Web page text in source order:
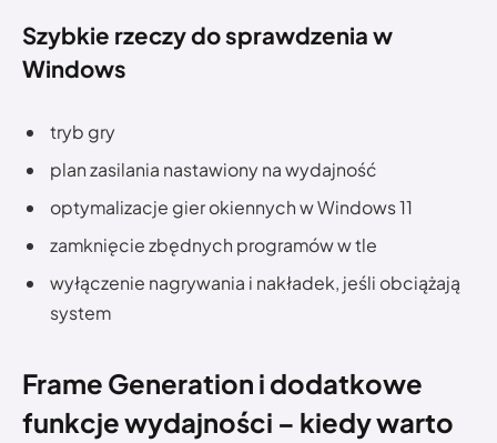
Szybkie rzeczy do sprawdzenia w
Windows
tryb gry
plan zasilania nastawiony na wydajność
optymalizacje gier okiennych w Windows 11
zamknięcie zbędnych programów w tle
wyłączenie nagrywania i nakładek, jeśli obciążają
system
Frame Generation i dodatkowe
funkcje wydajności – kiedy warto